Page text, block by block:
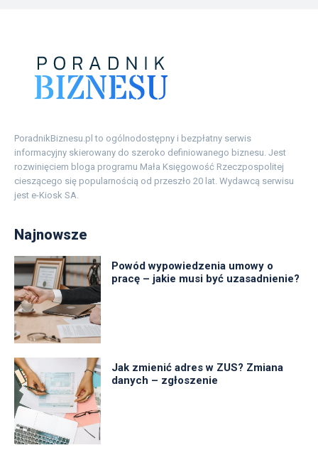
PoradnikBiznesu.pl to ogólnodostępny i bezpłatny serwis
informacyjny skierowany do szeroko definiowanego biznesu. Jest
rozwinięciem bloga programu Mała Księgowość Rzeczpospolitej
cieszącego się popularnością od przeszło 20 lat. Wydawcą serwisu
jest e-Kiosk SA.
Najnowsze
Powód wypowiedzenia umowy o
pracę – jakie musi być uzasadnienie?
Jak zmienić adres w ZUS? Zmiana
danych – zgłoszenie